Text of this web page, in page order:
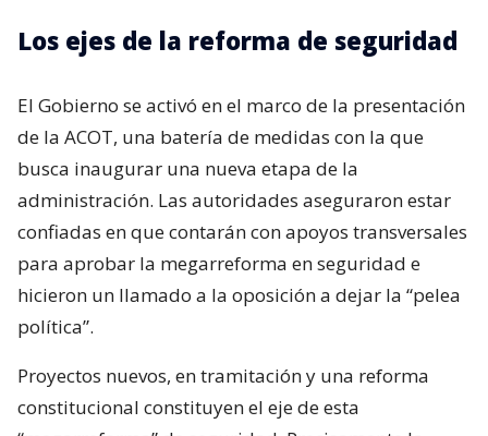
Los ejes de la reforma de seguridad
El Gobierno se activó en el marco de la presentación
de la ACOT, una batería de medidas con la que
busca inaugurar una nueva etapa de la
administración. Las autoridades aseguraron estar
confiadas en que contarán con apoyos transversales
para aprobar la megarreforma en seguridad e
hicieron un llamado a la oposición a dejar la “pelea
política”.
Proyectos nuevos, en tramitación y una reforma
constitucional constituyen el eje de esta